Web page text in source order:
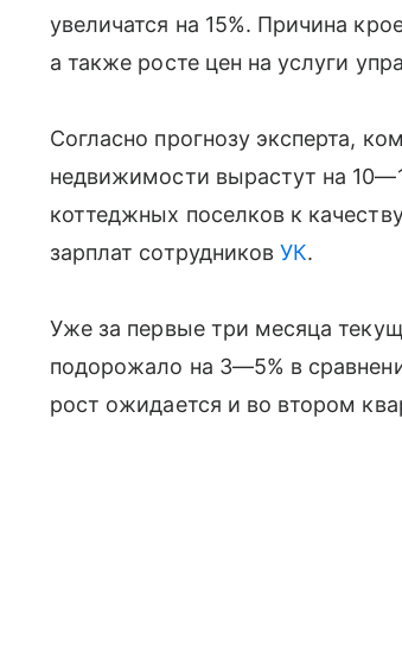
увеличатся на 15%. Причина
а также росте цен на услуги
Согласно прогнозу эксперта,
недвижимости вырастут на
коттеджных поселков к
зарплат сотрудниковУК.
Уже за первые три месяца
подорожало на 3—5% в
рост ожидается и во втором